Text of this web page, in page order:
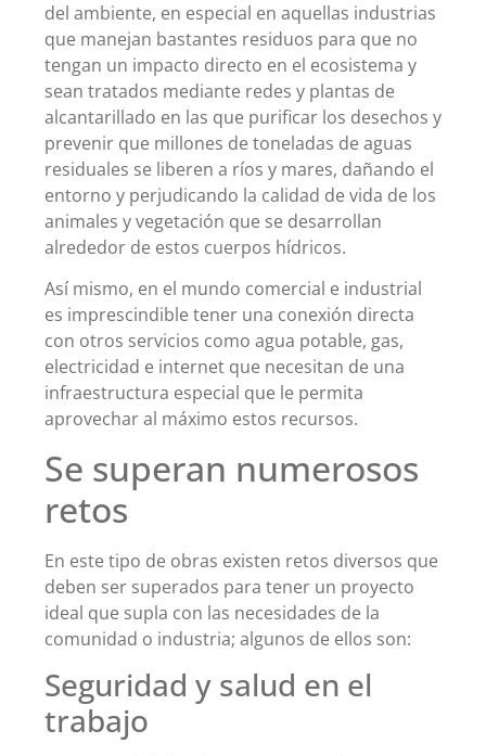
del ambiente, en especial en aquellas industrias
que manejan bastantes residuos para que no
tengan un impacto directo en el ecosistema y
sean tratados mediante redes y plantas de
alcantarillado en las que purificar los desechos y
prevenir que millones de toneladas de aguas
residuales se liberen a ríos y mares, dañando el
entorno y perjudicando la calidad de vida de los
animales y vegetación que se desarrollan
alrededor de estos cuerpos hídricos.
Así mismo, en el mundo comercial e industrial
es imprescindible tener una conexión directa
con otros servicios como agua potable, gas,
electricidad e internet que necesitan de una
infraestructura especial que le permita
aprovechar al máximo estos recursos.
Se superan numerosos
retos
En este tipo de obras existen retos diversos que
deben ser superados para tener un proyecto
ideal que supla con las necesidades de la
comunidad o industria; algunos de ellos son:
Seguridad y salud en el
trabajo